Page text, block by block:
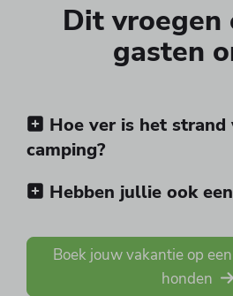
Dit vroegen
gasten
Hoe ver is het
camping?
Hebben jullie ook
Boek jouw vakantie op
honden